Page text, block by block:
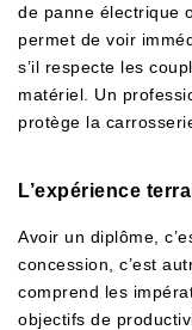
de panne électrique
permet de voir
s’il respecte les
matériel. Un
protège la
L’expérience
Avoir un diplôme,
concession, c’est
comprend les
objectifs de